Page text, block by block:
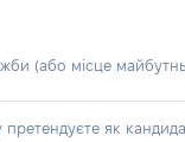
(або місце
як